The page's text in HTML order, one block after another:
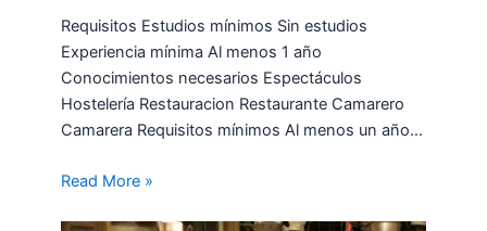
Requisitos Estudios mínimos Sin estudios
Experiencia mínima Al menos 1 año
Conocimientos necesarios Espectáculos
Hostelería Restauracion Restaurante Camarero
Camarera Requisitos mínimos Al menos un año…
Read More »